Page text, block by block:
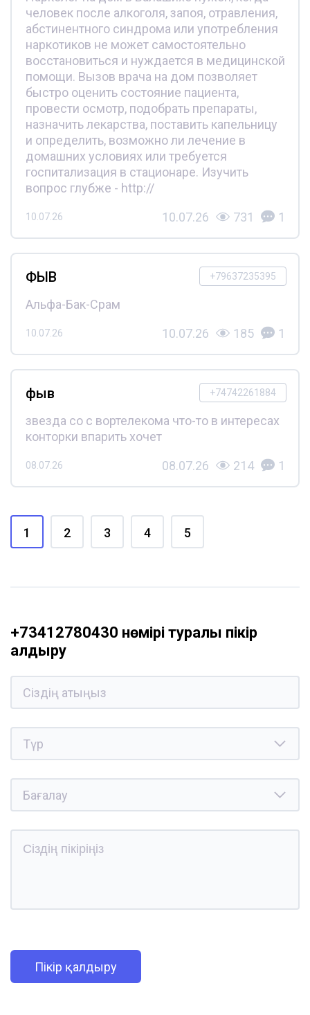
человек после алкоголя, запоя, отравления,
абстинентного синдрома или употребления
наркотиков не может самостоятельно
восстановиться и нуждается в медицинской
помощи. Вызов врача на дом позволяет
быстро оценить состояние пациента,
провести осмотр, подобрать препараты,
назначить лекарства, поставить капельницу
и определить, возможно ли лечение в
домашних условиях или требуется
госпитализация в стационаре. Изучить
вопрос глубже - http://
10.07.26 10.07.26 731 1
+79637235395
ФЫВ
Альфа-Бак-Срам
10.07.26 10.07.26 185 1
+74742261884
фыв
звезда со с вортелекома что-то в интересах
конторки впарить хочет
08.07.26 08.07.26 214 1
1 2 3 4 5
+73412780430 нөмірі туралы пікір
қалдыру
Пікір қалдыру